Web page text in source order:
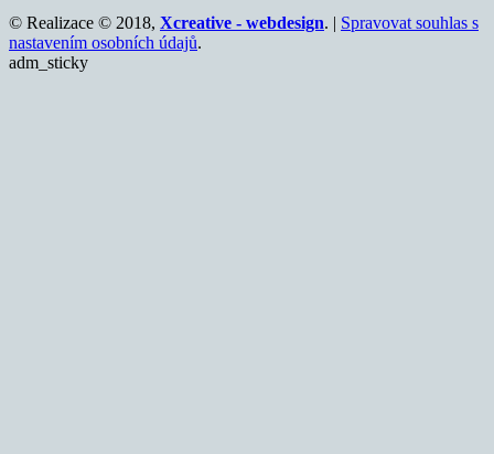
© Realizace © 2018, Xcreative - webdesign. | Spravovat souhlas s
nastavením osobních údajů.
adm_sticky